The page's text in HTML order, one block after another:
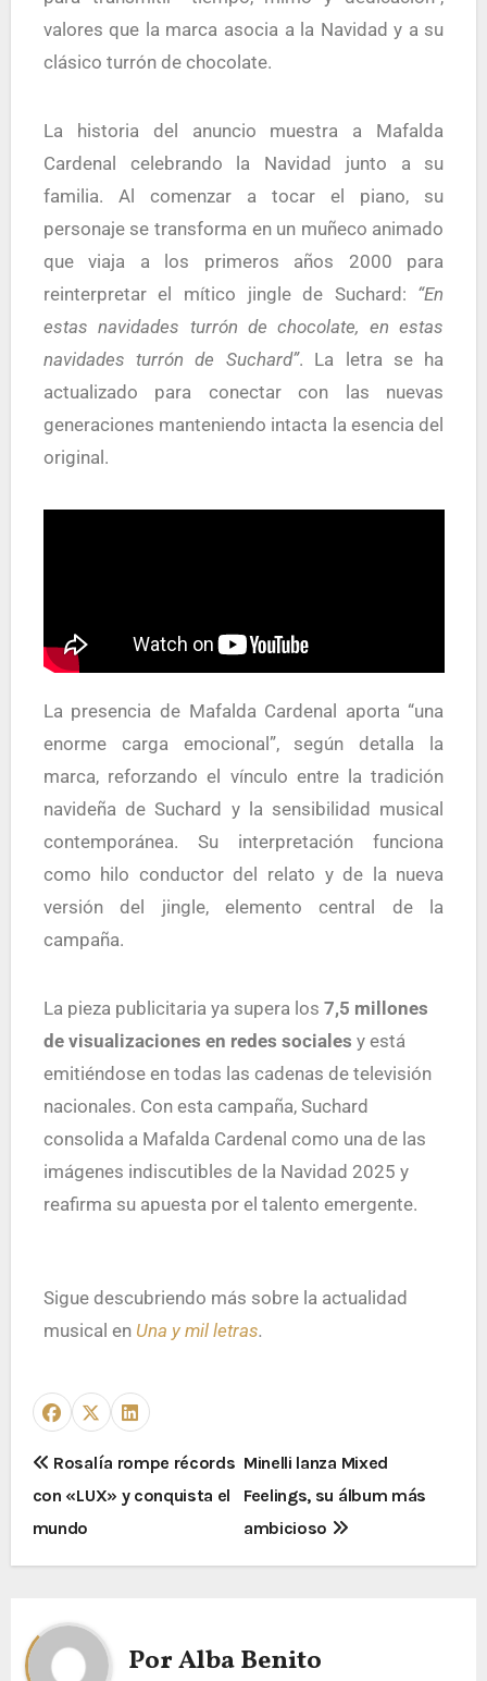
valores que la marca asocia a la Navidad y a su
clásico turrón de chocolate.
La historia del anuncio muestra a Mafalda
Cardenal celebrando la Navidad junto a su
familia. Al comenzar a tocar el piano, su
personaje se transforma en un muñeco animado
que viaja a los primeros años 2000 para
reinterpretar el mítico jingle de Suchard: “En
estas navidades turrón de chocolate, en estas
navidades turrón de Suchard”. La letra se ha
actualizado para conectar con las nuevas
generaciones manteniendo intacta la esencia del
original.
La presencia de Mafalda Cardenal aporta “una
enorme carga emocional”, según detalla la
marca, reforzando el vínculo entre la tradición
navideña de Suchard y la sensibilidad musical
contemporánea. Su interpretación funciona
como hilo conductor del relato y de la nueva
versión del jingle, elemento central de la
campaña.
La pieza publicitaria ya supera los 7,5 millones
de visualizaciones en redes sociales y está
emitiéndose en todas las cadenas de televisión
nacionales. Con esta campaña, Suchard
consolida a Mafalda Cardenal como una de las
imágenes indiscutibles de la Navidad 2025 y
reafirma su apuesta por el talento emergente.
Sigue descubriendo más sobre la actualidad
musical en Una y mil letras.
Rosalía rompe récords
con «LUX» y conquista el
mundo
Minelli lanza Mixed
Feelings, su álbum más
ambicioso
PorAlba Benito